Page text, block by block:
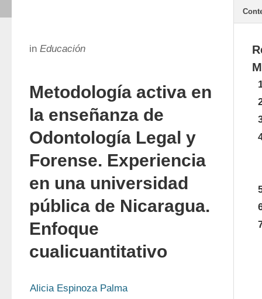
in Educación
Metodología activa en
la enseñanza de
Odontología Legal y
Forense. Experiencia
en una universidad
pública de Nicaragua.
Enfoque
cualicuantitativo
Alicia Espinoza Palma